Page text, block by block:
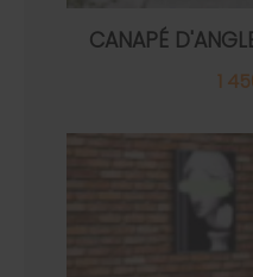
CANAPÉ
1